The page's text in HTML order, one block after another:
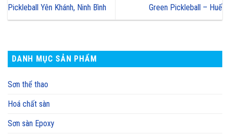
Pickleball Yên Khánh, Ninh Bình
Green Pickleball – Huế
DANH MỤC SẢN PHẨM
Sơn thể thao
Hoá chất sàn
Sơn sàn Epoxy